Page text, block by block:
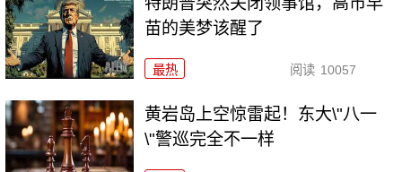
苗的美梦该醒了
最热 阅读 10057
黄岩岛上空惊雷起！东大\"八一
\"警巡完全不一样